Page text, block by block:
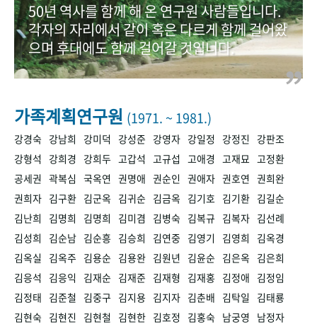
사진 아카이브 문서 기록물 행정박물 영상 기록물
50+1주년 기념
+1
VR 역사관
50년 역사를 함께 해 온 연구원 사람들입니다.
각자의 자리에서 같이 혹은 다르게 함께 걸어왔
으며 후대에도 함께 걸어갈 것입니다.
가족계획연구원 (1971. ~ 1981.)
강경숙 강남희 강미덕 강성준 강영자 강일정 강정진
강판조
강형석
강희경 강희두 고갑석 고규섭 고애경 고재묘 고정환
공세권 곽복심 국옥연 권명애 권순인 권애자 권호연 권희완
권희자 김구환 김군옥 김귀순 김금옥 김기호 김기환 김길순
김난희
김명희 김명희 김미겸 김병숙 김복규 김복자 김선례
김성희
김순남 김순흥 김승희 김연중 김영기 김영희
김옥경
김옥실
김옥주 김용순 김용완 김원년 김윤순 김은옥 김은희
김응석
김응익 김재순 김재준 김재형 김재홍 김정애 김정임
김정태 김준철 김중구 김지용 김지자 김춘배 김탁일
김태룡
김현숙 김현진 김현철 김현한 김호정 김홍숙 남궁영
남정자